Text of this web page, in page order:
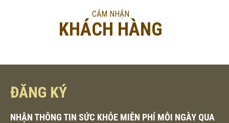
CẢM NHẬN
KHÁCH HÀNG
ĐĂNG KÝ
NHẬN THÔNG TIN SỨC KHỎE MIỄN PHÍ MỖI NGÀY QUA